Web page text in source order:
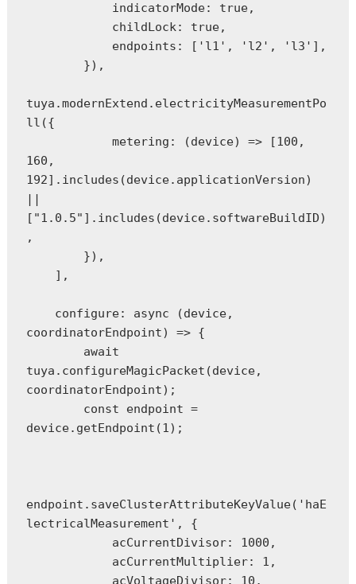
tuya.modernExtend.electricityMeasurementPo
ll({
            metering: (device) => [100,
160,
192].includes(device.applicationVersion)
||
["1.0.5"].includes(device.softwareBuildID)
,
coordinatorEndpoint) => {
tuya.configureMagicPacket(device,
coordinatorEndpoint);
device.getEndpoint(1);
endpoint.saveClusterAttributeKeyValue('haE
lectricalMeasurement', {